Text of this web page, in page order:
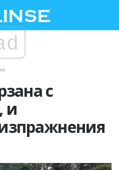
с
и